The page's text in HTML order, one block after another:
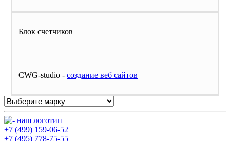
Блок счетчиков
CWG-studio - cоздание веб сайтов
+7 (499) 159-06-52
+7 (495) 778-75-55